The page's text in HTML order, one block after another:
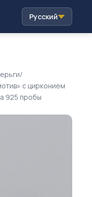
Русский
/
с цирконием
925 пробы